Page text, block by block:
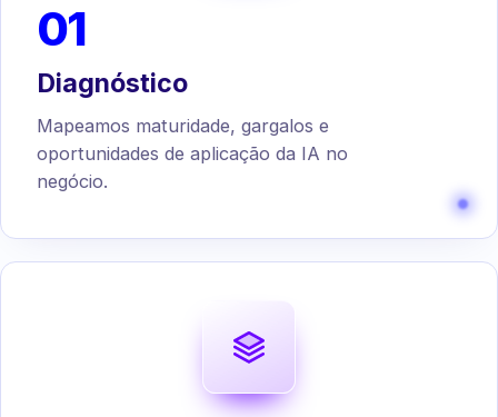
01
Diagnóstico
Mapeamos maturidade, gargalos e
oportunidades de aplicação da IA no
negócio.